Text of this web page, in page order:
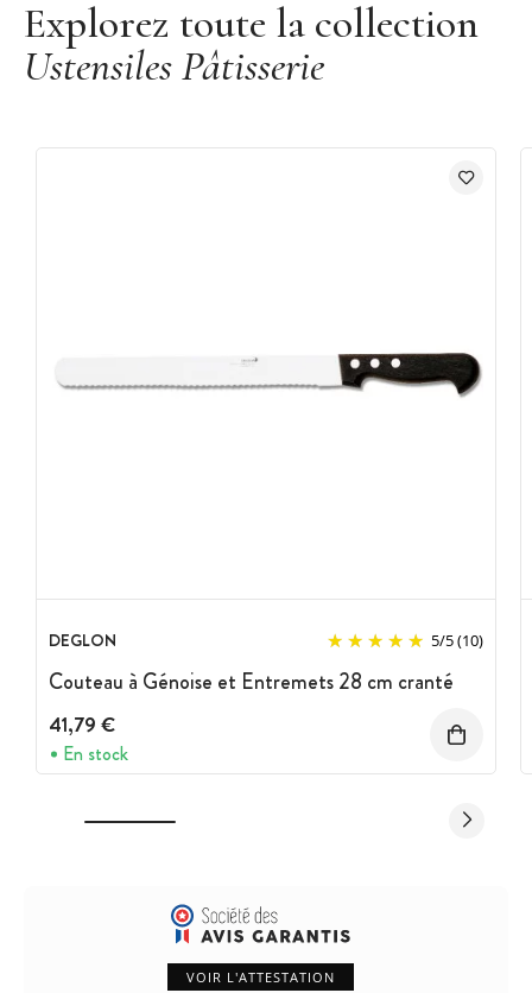
Explorez toute la collection
Ustensiles Pâtisserie
DEGLON 5/5(10)
Couteau à Génoise et Entremets 28 cm cranté
41,79 €
En stock
VOIR L'ATTESTATION